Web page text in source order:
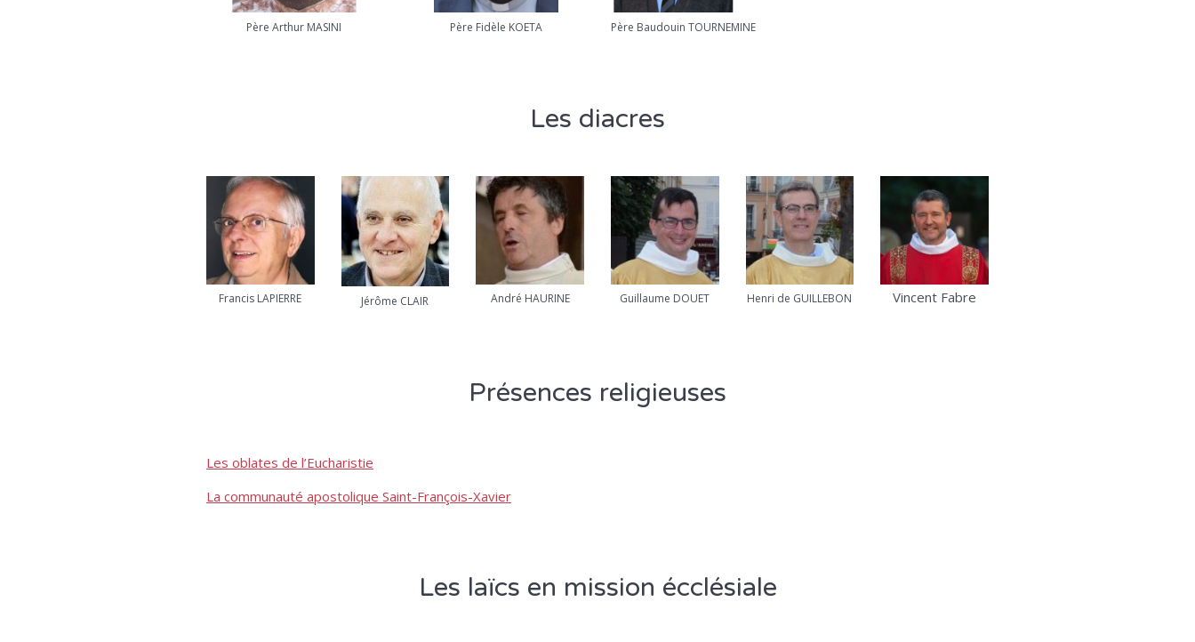
Père Arthur MASINI Père Fidèle KOETA Père Baudouin TOURNEMINE
Les diacres
Francis LAPIERRE Jérôme CLAIR André HAURINE Guillaume DOUET Henri de GUILLEBON Vincent Fabre
Présences religieuses
Les oblates de l’Eucharistie
La communauté apostolique Saint-François-Xavier
Les laïcs en mission écclésiale